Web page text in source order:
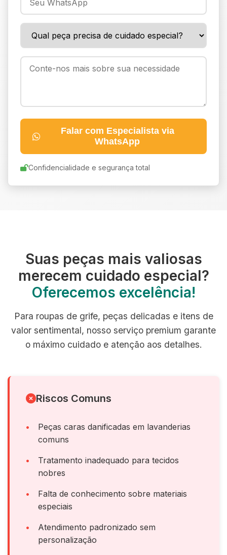
Falar com Especialista via
WhatsApp
Confidencialidade e segurança total
Suas peças mais valiosas
merecem cuidado especial?
Oferecemos excelência!
Para roupas de grife, peças delicadas e itens de
valor sentimental, nosso serviço premium garante
o máximo cuidado e atenção aos detalhes.
Riscos Comuns
Peças caras danificadas em lavanderias
comuns
Tratamento inadequado para tecidos
nobres
Falta de conhecimento sobre materiais
especiais
Atendimento padronizado sem
personalização